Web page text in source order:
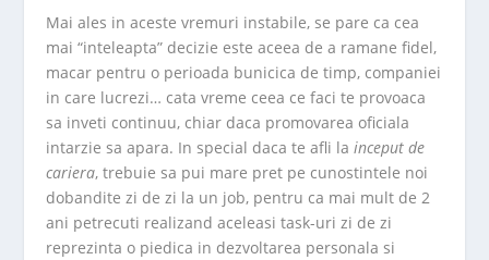
Mai ales in aceste vremuri instabile, se pare ca cea
mai “inteleapta” decizie este aceea de a ramane fidel,
macar pentru o perioada bunicica de timp, companiei
in care lucrezi… cata vreme ceea ce faci te provoaca
sa inveti continuu, chiar daca promovarea oficiala
intarzie sa apara. In special daca te afli lainceput de
cariera, trebuie sa pui mare pret pe cunostintele noi
dobandite zi de zi la un job, pentru ca mai mult de 2
ani petrecuti realizand aceleasi task-uri zi de zi
reprezinta o piedica in dezvoltarea personala si